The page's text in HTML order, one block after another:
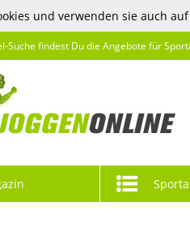
und verwenden sie auch
Suche findest Du die Angebote für